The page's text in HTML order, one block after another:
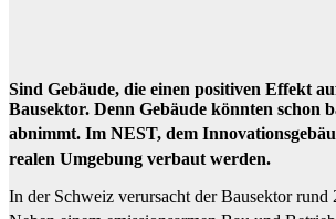
Sind Gebäude, die einen positiven Effekt
Bausektor. Denn Gebäude könnten schon
abnimmt. Im NEST, dem
realen Umgebung verbaut werden.
In der Schweiz verursacht der Bausektor rund